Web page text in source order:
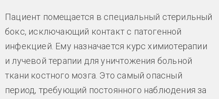
Пациент помещается в специальный стерильный
бокс, исключающий контакт с патогенной
инфекцией. Ему назначается курс химиотерапии
и лучевой терапии для уничтожения больной
ткани костного мозга. Это самый опасный
период, требующий постоянного наблюдения за